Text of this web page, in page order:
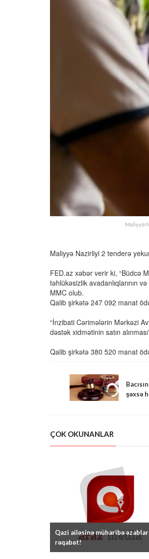
Maliyyə
Maliyyə Nazirliyi 2 tenderə
FED.az xəbər verir ki, “Büdcə
təhlükəsizlik avadanlıqlarının
MMC olub.
Qalib şirkətə 247 092 manat
“İnzibati Cərimələrin Mərkəzi
dəstək xidmətinin satın
Qalib şirkətə 380 520 manat
şəxsə
ÇOK OKUNANLAR
Qazi ailəsinə müharibə
rəqabət!